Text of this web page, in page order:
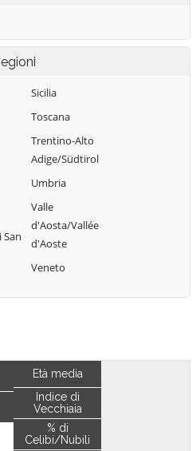
San
Sicilia
Toscana
Trentino-Alto
Adige/Südtirol
Umbria
Valle
d'Aosta/Vallée
d'Aoste
Veneto
Età media
Indice di
Vecchiaia
% di
Celibi/Nubili